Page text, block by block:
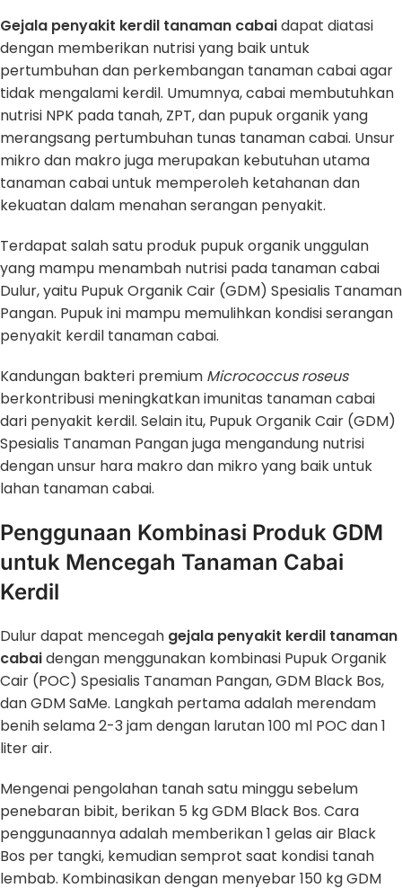
Gejala penyakit kerdil tanaman cabaidapat diatasi
dengan memberikan nutrisi yang baik untuk
pertumbuhan dan perkembangan tanaman cabai agar
tidak mengalami kerdil. Umumnya, cabai membutuhkan
nutrisi NPK pada tanah, ZPT, dan pupuk organik yang
merangsang pertumbuhan tunas tanaman cabai. Unsur
mikro dan makro juga merupakan kebutuhan utama
tanaman cabai untuk memperoleh ketahanan dan
kekuatan dalam menahan serangan penyakit.
Terdapat salah satu produk pupuk organik unggulan
yang mampu menambah nutrisi pada tanaman cabai
Dulur, yaitu Pupuk Organik Cair (GDM) Spesialis Tanaman
Pangan. Pupuk ini mampu memulihkan kondisi serangan
penyakit kerdil tanaman cabai.
Kandungan bakteri premium Micrococcus roseus
berkontribusi meningkatkan imunitas tanaman cabai
dari penyakit kerdil. Selain itu, Pupuk Organik Cair (GDM)
Spesialis Tanaman Pangan juga mengandung nutrisi
dengan unsur hara makro dan mikro yang baik untuk
lahan tanaman cabai.
Penggunaan Kombinasi Produk GDM
untuk Mencegah Tanaman Cabai
Kerdil
Dulur dapat mencegah gejala penyakit kerdil tanaman
cabaidengan menggunakan kombinasi Pupuk Organik
Cair (POC) Spesialis Tanaman Pangan, GDM Black Bos,
dan GDM SaMe. Langkah pertama adalah merendam
benih selama 2-3 jam dengan larutan 100 ml POC dan 1
liter air.
Mengenai pengolahan tanah satu minggu sebelum
penebaran bibit, berikan 5 kg GDM Black Bos. Cara
penggunaannya adalah memberikan 1 gelas air Black
Bos per tangki, kemudian semprot saat kondisi tanah
lembab. Kombinasikan dengan menyebar 150 kg GDM